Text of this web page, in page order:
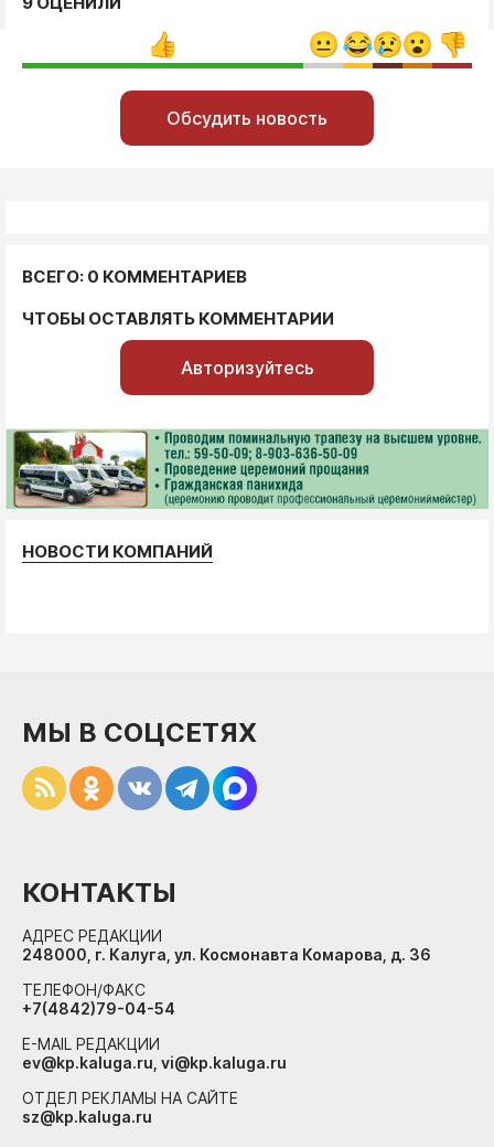
Обсудить новость
ВСЕГО: 0 КОММЕНТАРИЕВ
ЧТОБЫ ОСТАВЛЯТЬ КОММЕНТАРИИ
Авторизуйтесь
НОВОСТИ КОМПАНИЙ
МЫ В СОЦСЕТЯХ
КОНТАКТЫ
АДРЕС РЕДАКЦИИ
248000, г. Калуга, ул. Космонавта Комарова, д. 36
ТЕЛЕФОН/ФАКС
+7(4842)79-04-54
E-MAIL РЕДАКЦИИ
ev@kp.kaluga.ru, vi@kp.kaluga.ru
ОТДЕЛ РЕКЛАМЫ НА САЙТЕ
sz@kp.kaluga.ru